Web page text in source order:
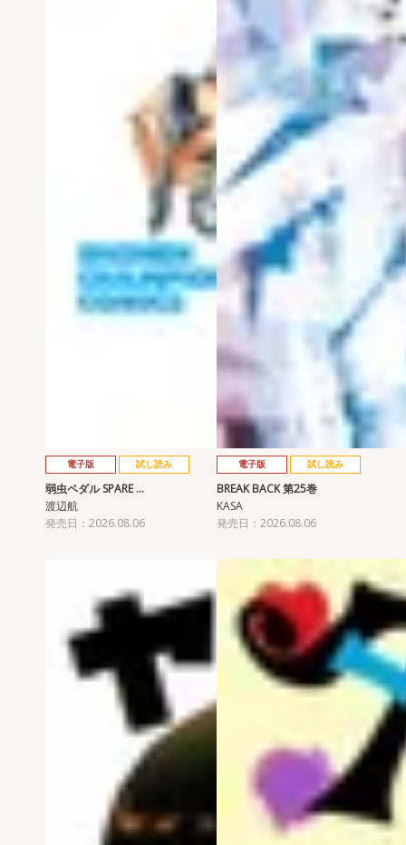
電子版 試し読み
弱虫ペダル SPARE …
渡辺航
発売日：2026.08.06
電子版 試し読み
BREAK BACK 第25巻
KASA
発売日：2026.08.06